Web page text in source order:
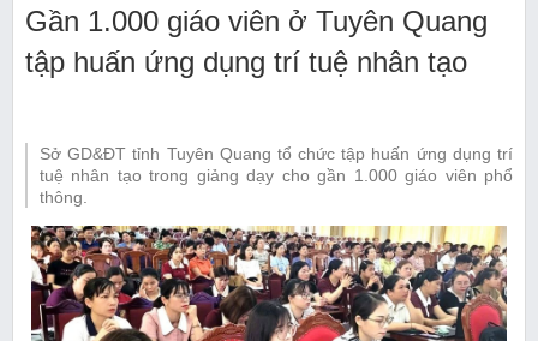
Gần 1.000 giáo viên ở Tuyên Quang
tập huấn ứng dụng trí tuệ nhân tạo
Sở GD&ĐT tỉnh Tuyên Quang tổ chức tập huấn ứng dụng trí
tuệ nhân tạo trong giảng dạy cho gần 1.000 giáo viên phổ
thông.